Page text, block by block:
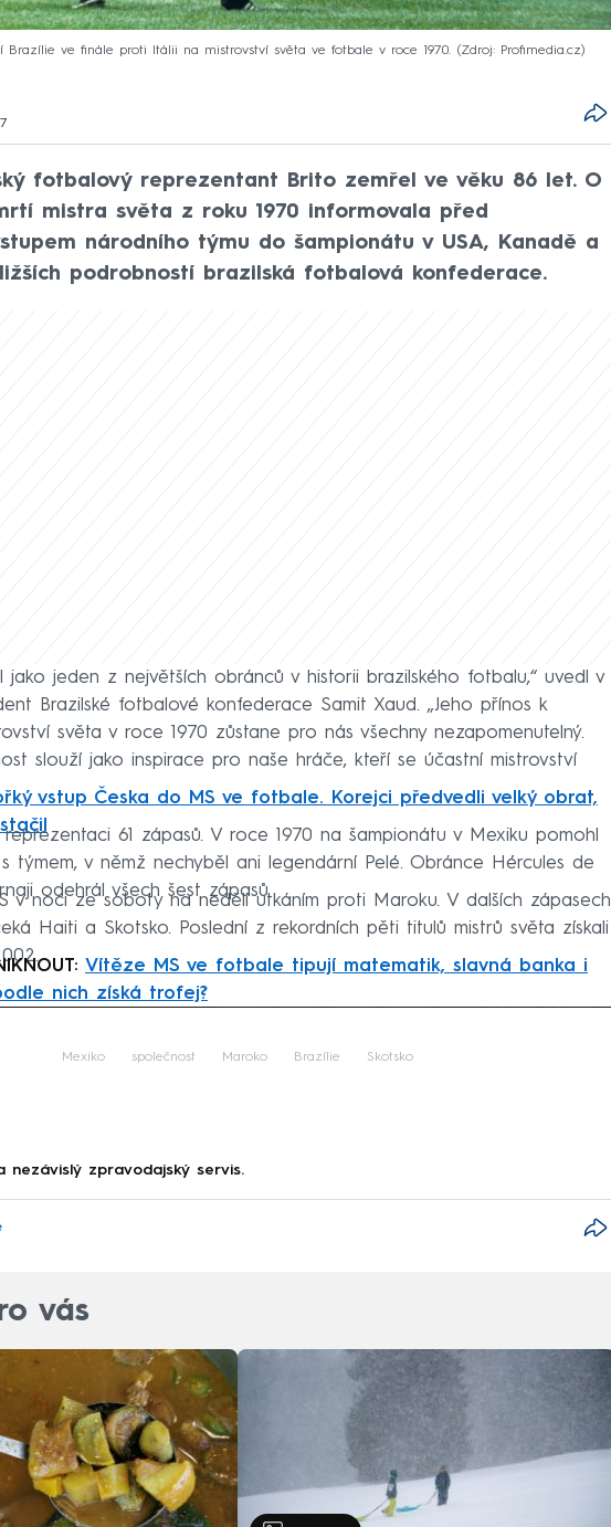
Brazílie ve finále proti Itálii na mistrovství světa ve fotbale v roce 1970. Zdroj: Profimedia.cz
fotbalový reprezentant Brito zemřel ve věku 86 let. O
mistra světa z roku 1970 informovala před
národního týmu do šampionátu v USA, Kanadě a
podrobností brazilská fotbalová konfederace.
jako jeden z největších obránců v historii brazilského fotbalu,“ uvedl v
Brazilské fotbalové konfederace Samit Xaud. „Jeho přínos k
světa v roce 1970 zůstane pro nás všechny nezapomenutelný.
slouží jako inspirace pro naše hráče, kteří se účastní mistrovství
vstup Česka do MS ve fotbale. Korejci předvedli velký obrat,
61 zápasů. V roce 1970 na šampionátu v Mexiku pomohl
týmem, v němž nechyběl ani legendární Pelé. Obránce Hércules de
odehrál všech šest zápasů.
v noci ze soboty na neděli utkáním proti Maroku. V dalších zápasech
Haiti a Skotsko. Poslední z rekordních pěti titulů mistrů světa získali
Vítěze MS ve fotbale tipují matematik, slavná banka i
nich získá trofej?
Mexiko společnost Maroko Brazílie Skotsko
nezávislý zpravodajský servis.
vás